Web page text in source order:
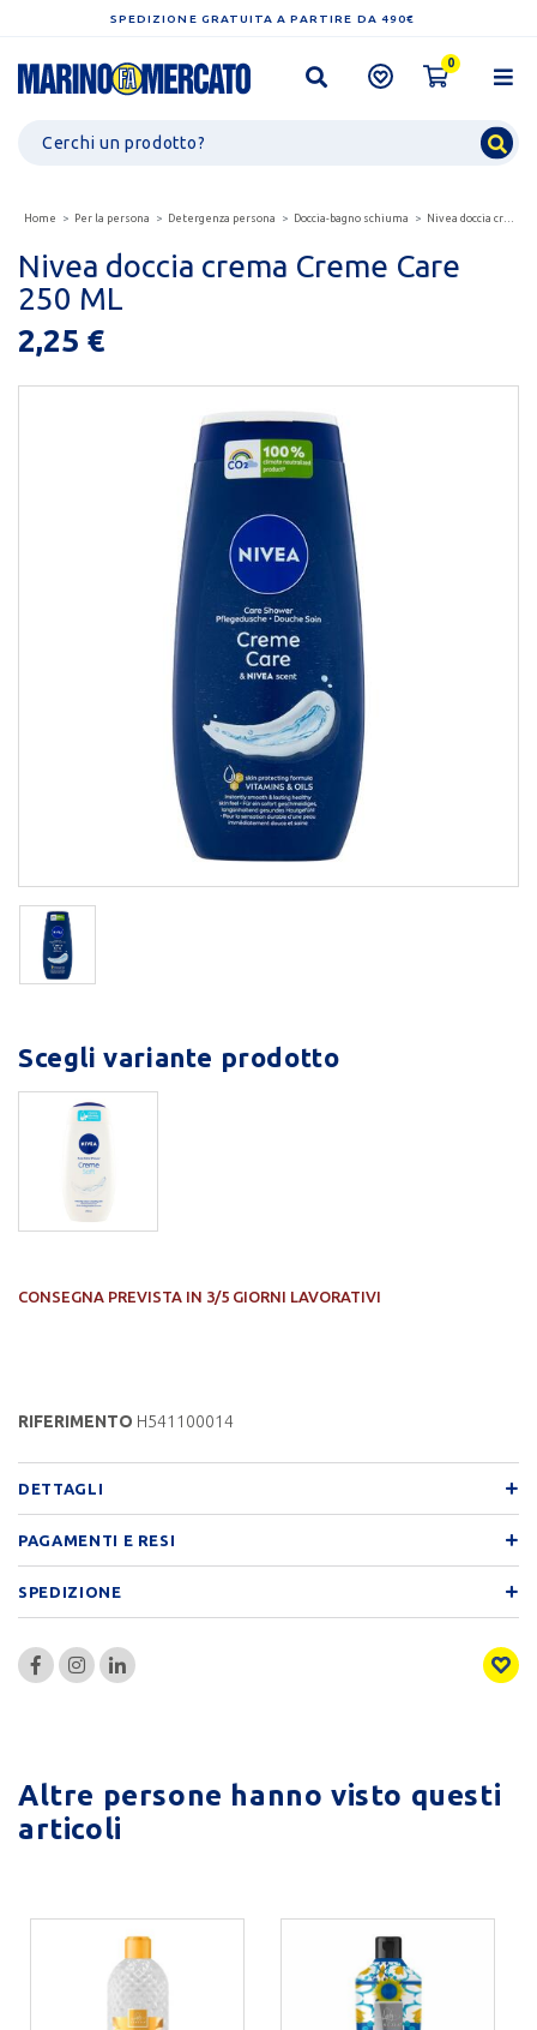
SPEDIZIONE GRATUITA A PARTIRE DA 490€
0
Home Per la persona Detergenza persona Doccia-bagno schiuma Nivea doccia crema creme care 250 ml
Nivea doccia crema Creme Care
250 ML
2,25 €
Scegli variante prodotto
CONSEGNA PREVISTA IN 3/5 GIORNI LAVORATIVI
RIFERIMENTO H541100014
DETTAGLI
PAGAMENTI E RESI
SPEDIZIONE
Altre persone hanno visto questi
articoli